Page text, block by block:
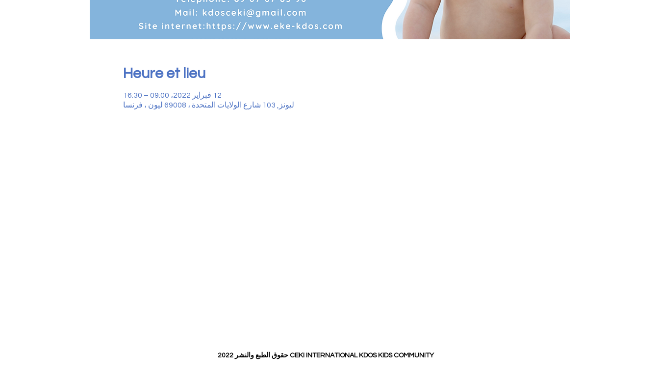
Heure et lieu
12 فبراير 2022، 09:00 – 16:30
ليونز, 103 شارع الولايات المتحدة ، 69008 ليون ، فرنسا
حقوق الطبع والنشر 2022 CEKI INTERNATIONAL KDOS KIDS COMMUNITY